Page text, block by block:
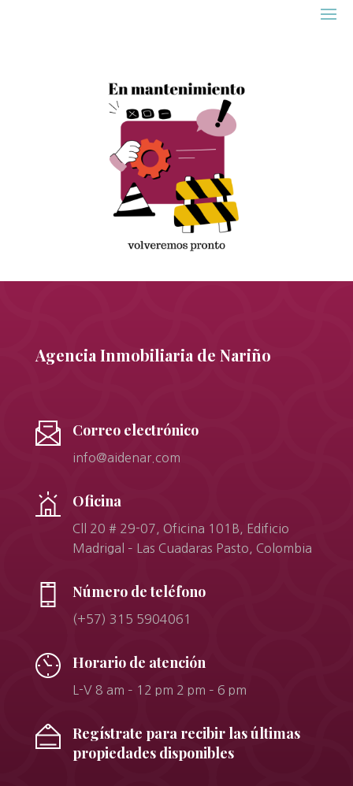
Agencia Inmobiliaria de Nariño
Correo electrónico
info@aidenar.com
Oficina
Cll 20 # 29-07, Oficina 101B, Edificio
Madrigal – Las Cuadaras Pasto, Colombia
Número de teléfono
(+57) 315 5904061
Horario de atención
L-V 8 am – 12 pm 2 pm – 6 pm
Regístrate para recibir las últimas
propiedades disponibles